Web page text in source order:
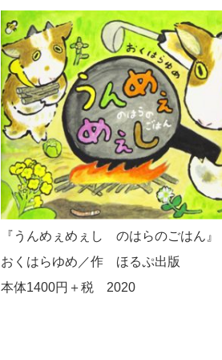
『うんめぇめぇし のはらのごはん
おくはらゆめ／作 ほるぷ出版
本体1400円＋税 2020